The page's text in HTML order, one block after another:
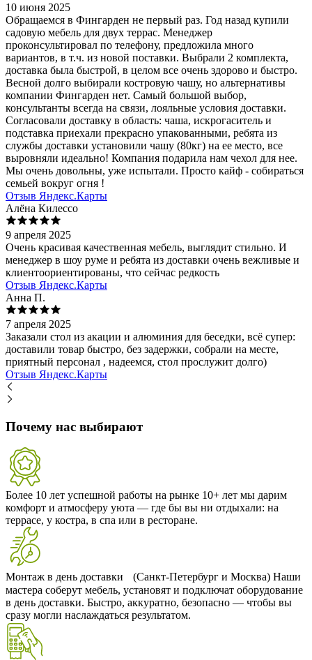
10 июня 2025
Обращаемся в Фингарден не первый раз. Год назад купили
садовую мебель для двух террас. Менеджер
проконсультировал по телефону, предложила много
вариантов, в т.ч. из новой поставки. Выбрали 2 комплекта,
доставка была быстрой, в целом все очень здорово и быстро.
Весной долго выбирали костровую чашу, но альтернативы
компании Фингарден нет. Самый большой выбор,
консультанты всегда на связи, лояльные условия доставки.
Согласовали доставку в область: чаша, искрогаситель и
подставка приехали прекрасно упакованными, ребята из
службы доставки установили чашу (80кг) на ее место, все
выровняли идеально! Компания подарила нам чехол для нее.
Мы очень довольны, уже испытали. Просто кайф - собираться
семьей вокруг огня !
Отзыв Яндекс.Карты
Алёна Килессо
9 апреля 2025
Очень красивая качественная мебель, выглядит стильно. И
менеджер в шоу руме и ребята из доставки очень вежливые и
клиентоориентированы, что сейчас редкость
Отзыв Яндекс.Карты
Анна П.
7 апреля 2025
Заказали стол из акации и алюминия для беседки, всё супер:
доставили товар быстро, без задержки, собрали на месте,
приятный персонал , надеемся, стол прослужит долго)
Отзыв Яндекс.Карты
Почему нас выбирают
Более 10 лет успешной работы на рынке 10+ лет мы дарим
комфорт и атмосферу уюта — где бы вы ни отдыхали: на
террасе, у костра, в спа или в ресторане.
Монтаж в день доставки (Санкт-Петербург и Москва) Наши
мастера соберут мебель, установят и подключат оборудование
в день доставки. Быстро, аккуратно, безопасно — чтобы вы
сразу могли наслаждаться результатом.